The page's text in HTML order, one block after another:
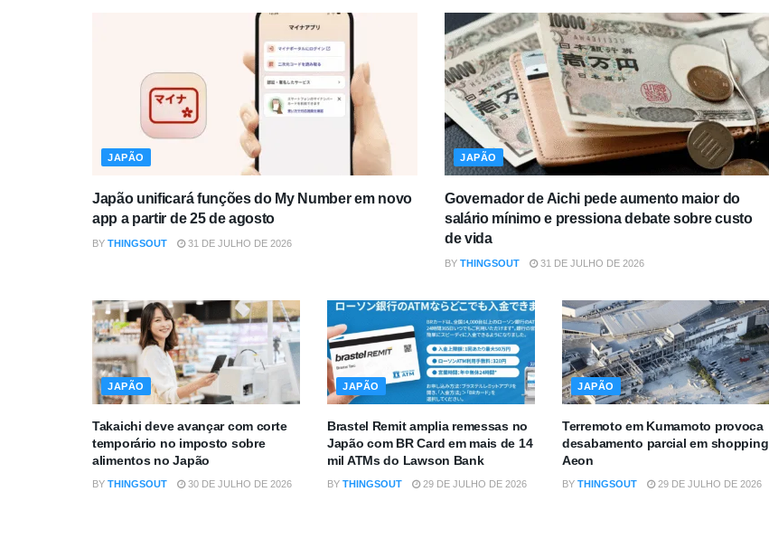
JAPÃO
Japão unificará funções do My Number em novo
app a partir de 25 de agosto
BY THINGSOUT 31 DE JULHO DE 2026
JAPÃO
Governador de Aichi pede aumento maior do
salário mínimo e pressiona debate sobre custo
de vida
BY THINGSOUT 31 DE JULHO DE 2026
JAPÃO
Takaichi deve avançar com corte
temporário no imposto sobre
alimentos no Japão
BY THINGSOUT 30 DE JULHO DE 2026
JAPÃO
Brastel Remit amplia remessas no
Japão com BR Card em mais de 14
mil ATMs do Lawson Bank
BY THINGSOUT 29 DE JULHO DE 2026
JAPÃO
Terremoto em Kumamoto provoca
desabamento parcial em shopping
Aeon
BY THINGSOUT 29 DE JULHO DE 2026